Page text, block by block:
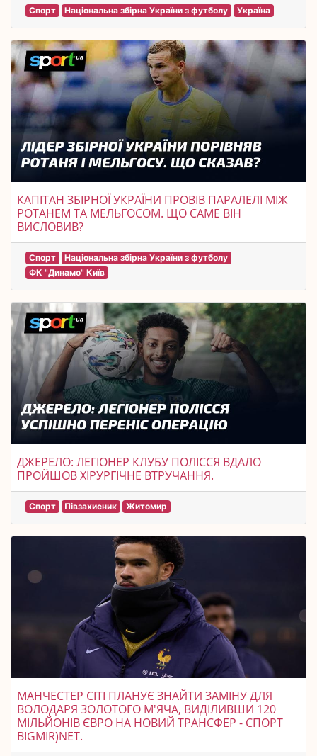
Спорт Національна збірна України з футболу Україна
КАПІТАН ЗБІРНОЇ УКРАЇНИ ПРОВІВ ПАРАЛЕЛІ МІЖ
РОТАНЕМ ТА МЕЛЬГОСОМ. ЩО САМЕ ВІН
ВИСЛОВИВ?
Спорт
Національна збірна України з футболу
ФК "Динамо" Київ
ДЖЕРЕЛО: ЛЕГІОНЕР КЛУБУ ПОЛІССЯ ВДАЛО
ПРОЙШОВ ХІРУРГІЧНЕ ВТРУЧАННЯ.
Спорт Півзахисник Житомир
МАНЧЕСТЕР СІТІ ПЛАНУЄ ЗНАЙТИ ЗАМІНУ ДЛЯ
ВОЛОДАРЯ ЗОЛОТОГО М'ЯЧА, ВИДІЛИВШИ 120
МІЛЬЙОНІВ ЄВРО НА НОВИЙ ТРАНСФЕР - СПОРТ
BIGMIR)NET.